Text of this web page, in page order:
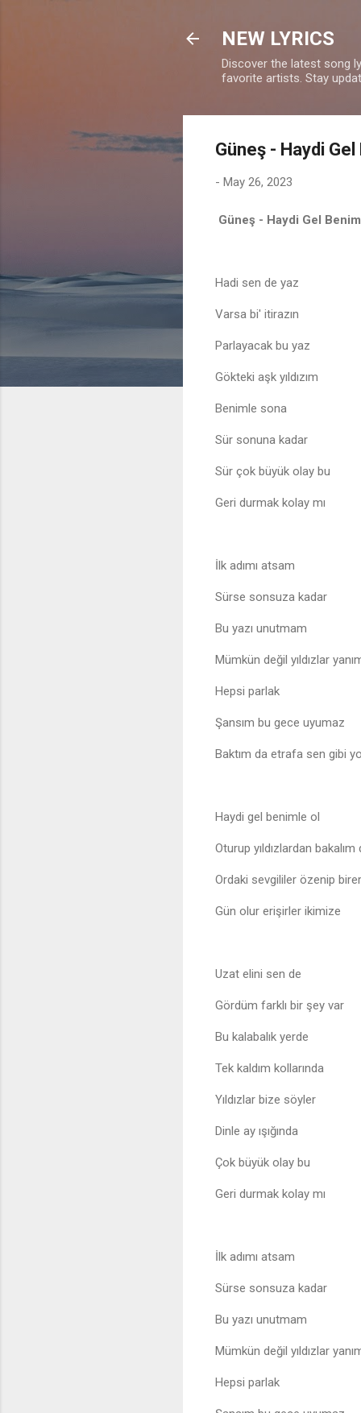
NEW LYRICS
Discover the latest song
favorite artists. Stay
Güneş - Haydi
- May 26, 2023
Güneş - Haydi Gel
Hadi sen de yaz
Varsa bi' itirazın
Parlayacak bu yaz
Gökteki aşk yıldızım
Benimle sona
Sür sonuna kadar
Sür çok büyük olay bu
Geri durmak kolay mı
İlk adımı atsam
Sürse sonsuza kadar
Bu yazı unutmam
Mümkün değil yıldızlar
Hepsi parlak
Şansım bu gece uyumaz
Baktım da etrafa sen gibi
Haydi gel benimle ol
Oturup yıldızlardan
Ordaki sevgililer özenip
Gün olur erişirler ikimize
Uzat elini sen de
Gördüm farklı bir şey var
Bu kalabalık yerde
Tek kaldım kollarında
Yıldızlar bize söyler
Dinle ay ışığında
Çok büyük olay bu
Geri durmak kolay mı
İlk adımı atsam
Sürse sonsuza kadar
Bu yazı unutmam
Mümkün değil yıldızlar
Hepsi parlak